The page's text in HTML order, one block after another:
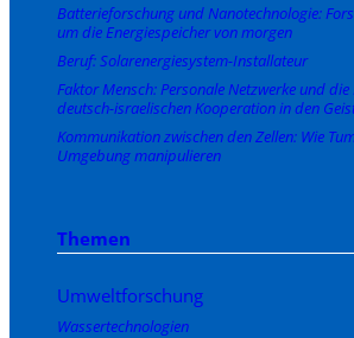
Batterieforschung und Nanotechnologie:
um die Energiespeicher von morgen
Beruf: Solarenergiesystem-Installateur
Faktor Mensch: Personale Netzwerke und
deutsch-israelischen Kooperation in den
Kommunikation zwischen den Zellen: Wie
Umgebung manipulieren
Themen
Umweltforschung
Wassertechnologien